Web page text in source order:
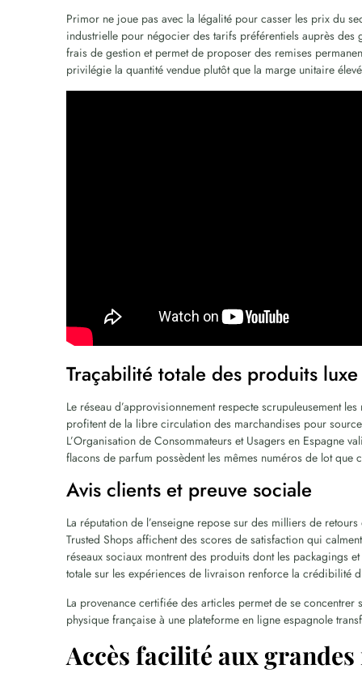
Primor ne joue pas avec la légalité pour casser les prix du
industrielle pour négocier des tarifs préférentiels auprès
frais de gestion et permet de proposer des remises
privilégie la quantité vendue plutôt que la marge unitaire
Traçabilité totale des produits luxe
Le réseau d’approvisionnement respecte scrupuleusement
profitent de la libre circulation des marchandises pour
L’Organisation de Consommateurs et Usagers en Espagne
flacons de parfum possèdent les mêmes numéros de lot que
Avis clients et preuve sociale
La réputation de l’enseigne repose sur des milliers de
Trusted Shops affichent des scores de satisfaction qui
réseaux sociaux montrent des produits dont les packagings
totale sur les expériences de livraison renforce la crédibilité
La provenance certifiée des articles permet de se concentrer
physique française à une plateforme en ligne espagnole
Accès facilité aux